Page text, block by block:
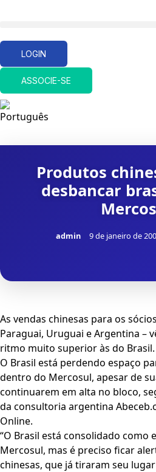
LOGIN
ASSOCIE-SE
Produtos
desbancar
admin 9 de janeiro de
As vendas chinesas para os
Paraguai, Uruguai e Argentina –
ritmo muito superior às do Brasil.
O Brasil está perdendo espaço
dentro do Mercosul, apesar de
continuarem em alta no bloco,
da consultoria argentina
Online.
“O Brasil está consolidado
Mercosul, mas é preciso ficar
chinesas, que já tiraram seu